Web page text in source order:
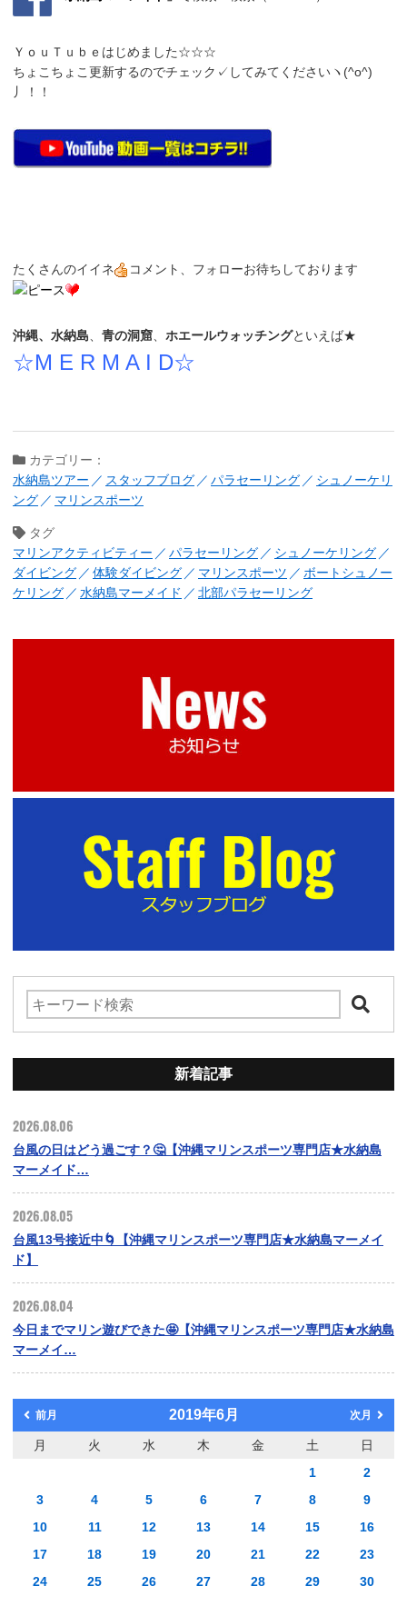
ＹｏｕＴｕｂｅはじめました☆☆☆
ちょこちょこ更新するのでチェック✓してみてくださいヽ(^o^)
丿！！
たくさんのイイネ コメント、フォローお待ちしております
沖縄、水納島、 青の洞窟、 ホエールウォッチングといえば★
☆M E R M A I D☆
カテゴリー：
水納島ツアー
スタッフブログ パラセーリング
シュノーケリ
ング
マリンスポーツ
タグ
マリンアクティビティー
パラセーリング
シュノーケリング
ダイビング
体験ダイビング マリンスポーツ
ボートシュノー
ケリング
水納島マーメイド 北部パラセーリング
新着記事
2026.08.06
台風の日はどう過ごす？🤔【沖縄マリンスポーツ専門店★水納島
マーメイド…
2026.08.05
台風13号接近中🌀【沖縄マリンスポーツ専門店★水納島マーメイ
ド】
2026.08.04
今日までマリン遊びできた🤩【沖縄マリンスポーツ専門店★水納島
マーメイ…
前月 2019年6月 次月
月 火 水 木 金 土
日
1
2
3
4 5 6 7 8
9
10
11 12 13 14 15
16
17
18 19 20 21 22
23
24
25 26 27 28 29 30